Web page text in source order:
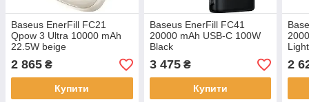
Baseus EnerFill FC21
Qpow 3 Ultra 10000 mAh
22.5W beige
2 865 ₴
Купити
Baseus EnerFill FC41
20000 mAh USB-C 100W
Black
3 475₴
Купити
2